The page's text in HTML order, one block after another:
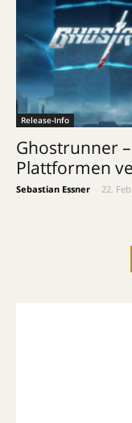
Release-Info
Ghostrunner
Plattformen
Sebastian Essner 22.